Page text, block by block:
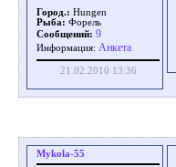
Город.: Hungen
Рыба: Форель
Сообщений: 9
Информация: Aнкета
21.02.2010 13:36
Mykola-55